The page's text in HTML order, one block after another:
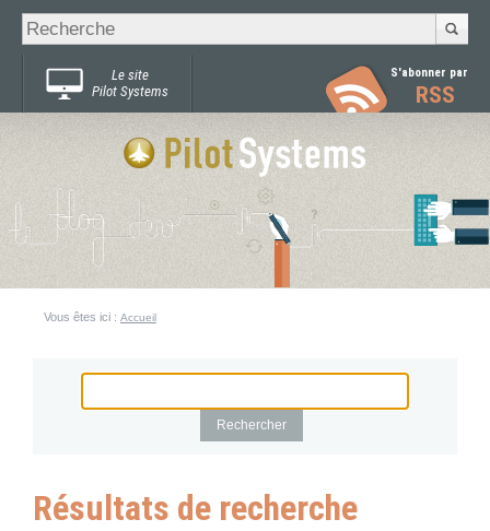
Chercher par
Recherche
avancée…
Le site
Pilot Systems
S'abonner par
RSS
Vous êtes ici : Accueil
Résultats de recherche